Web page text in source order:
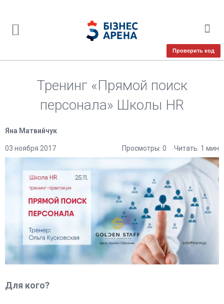
Проверить код
Тренинг «Прямой поиск
персонала» Школы HR
Яна Матвийчук
03 ноября 2017 Читать: 1 мин
Просмотры: 0
Для кого?